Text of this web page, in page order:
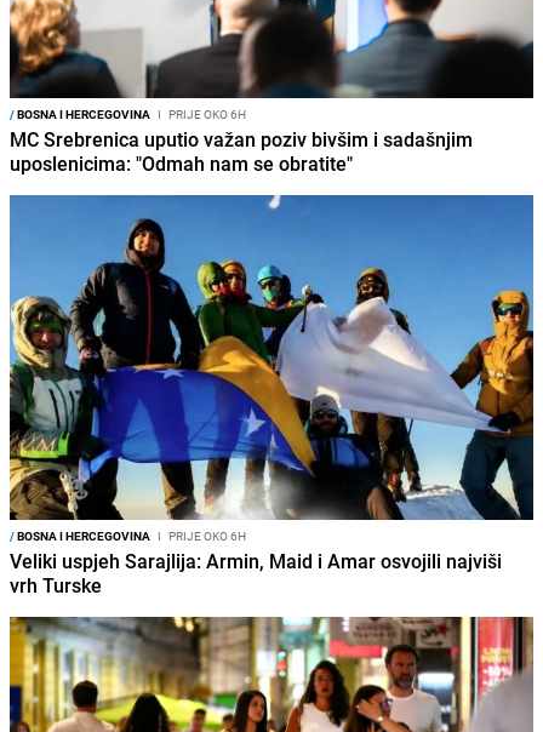
/BOSNA I HERCEGOVINA I PRIJE OKO 6H
MC Srebrenica uputio važan poziv bivšim i sadašnjim
uposlenicima: "Odmah nam se obratite"
/BOSNA I HERCEGOVINA I PRIJE OKO 6H
Veliki uspjeh Sarajlija: Armin, Maid i Amar osvojili najviši
vrh Turske